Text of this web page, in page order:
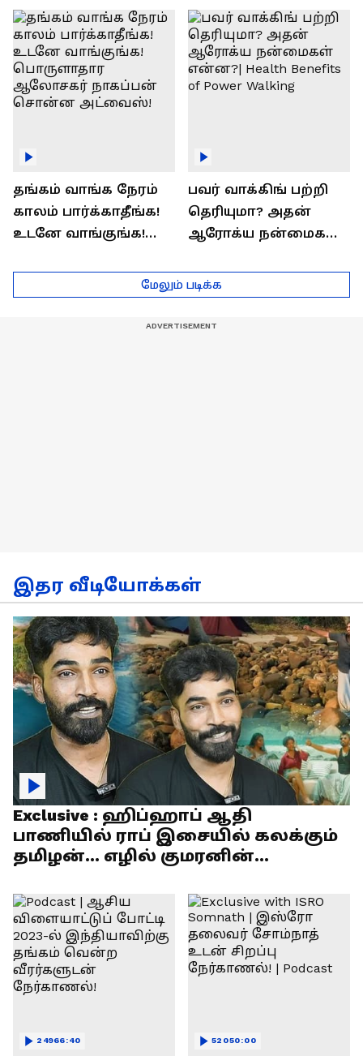
ராஜீவ் சந்தோஷம் !
Interview
தங்கம் வாங்க நேரம்
காலம் பார்க்காதீங்க!
உடனே வாங்குங்க!
ஆலோசகர் நாகப்பன்
சொன்ன அட்வைஸ்!
பவர் வாக்கிங் பற்றி
தெரியுமா? அதன்
ஆரோக்ய நன்மைகள்
of Power Walking
மேலும் படிக்க
இதர வீடியோக்கள்
Exclusive : ஹிப்ஹாப் ஆதி
பாணியில் ராப் இசையில் கலக்கும்
தமிழன்... எழில் குமரனின்
24966:40 52050:00